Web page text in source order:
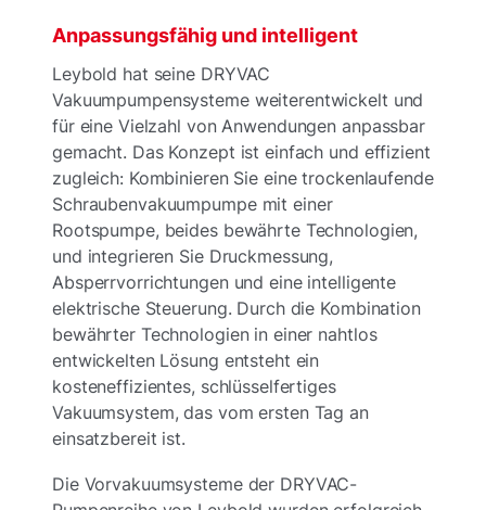
Anpassungsfähig und intelligent
Leybold hat seine DRYVAC
Vakuumpumpensysteme weiterentwickelt und
für eine Vielzahl von Anwendungen anpassbar
gemacht. Das Konzept ist einfach und effizient
zugleich: Kombinieren Sie eine trockenlaufende
Schraubenvakuumpumpe mit einer
Rootspumpe, beides bewährte Technologien,
und integrieren Sie Druckmessung,
Absperrvorrichtungen und eine intelligente
elektrische Steuerung. Durch die Kombination
bewährter Technologien in einer nahtlos
entwickelten Lösung entsteht ein
kosteneffizientes, schlüsselfertiges
Vakuumsystem, das vom ersten Tag an
einsatzbereit ist.
Die Vorvakuumsysteme der DRYVAC-